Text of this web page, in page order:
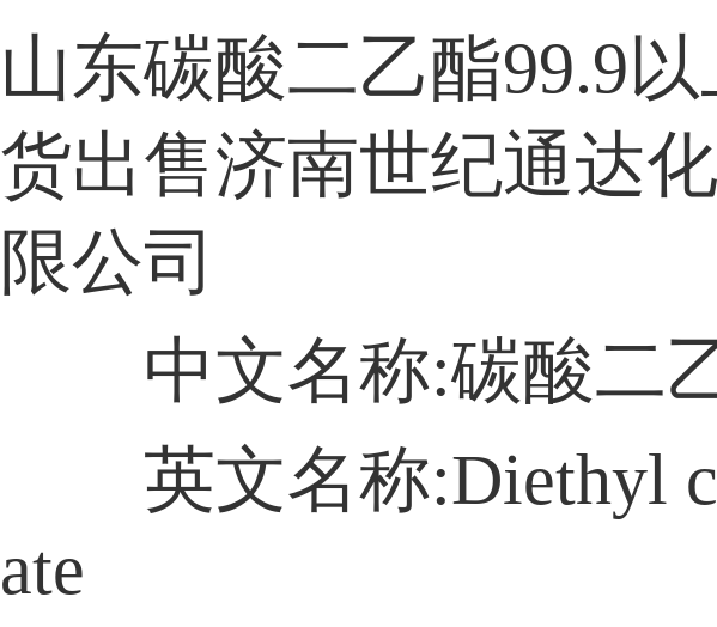
山东碳酸二乙酯99.9
货出售济南世纪通达
限公司
中文名称:碳酸二
英文名称:Diethyl
ate